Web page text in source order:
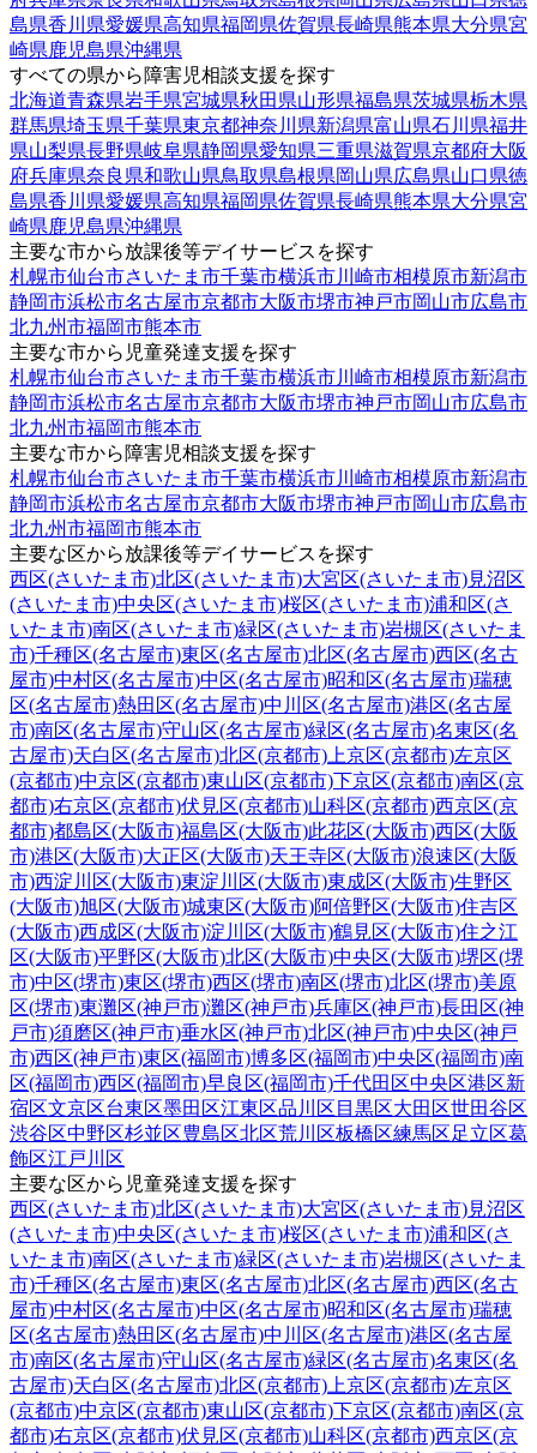
島県香川県愛媛県高知県福岡県佐賀県長崎県熊本県大分県宮
崎県鹿児島県沖縄県
すべての県から障害児相談支援を探す
北海道青森県岩手県宮城県秋田県山形県福島県茨城県栃木県
群馬県埼玉県千葉県東京都神奈川県新潟県富山県石川県福井
県山梨県長野県岐阜県静岡県愛知県三重県滋賀県京都府大阪
府兵庫県奈良県和歌山県鳥取県島根県岡山県広島県山口県徳
島県香川県愛媛県高知県福岡県佐賀県長崎県熊本県大分県宮
崎県鹿児島県沖縄県
主要な市から放課後等デイサービスを探す
札幌市仙台市さいたま市千葉市横浜市川崎市相模原市新潟市
静岡市浜松市名古屋市京都市大阪市堺市神戸市岡山市広島市
北九州市福岡市熊本市
主要な市から児童発達支援を探す
札幌市仙台市さいたま市千葉市横浜市川崎市相模原市新潟市
静岡市浜松市名古屋市京都市大阪市堺市神戸市岡山市広島市
北九州市福岡市熊本市
主要な市から障害児相談支援を探す
札幌市仙台市さいたま市千葉市横浜市川崎市相模原市新潟市
静岡市浜松市名古屋市京都市大阪市堺市神戸市岡山市広島市
北九州市福岡市熊本市
主要な区から放課後等デイサービスを探す
西区(さいたま市)北区(さいたま市)大宮区(さいたま市)見沼区
(さいたま市)中央区(さいたま市)桜区(さいたま市)浦和区(さ
いたま市)南区(さいたま市)緑区(さいたま市)岩槻区(さいたま
市)千種区(名古屋市)東区(名古屋市)北区(名古屋市)西区(名古
屋市)中村区(名古屋市)中区(名古屋市)昭和区(名古屋市)瑞穂
区(名古屋市)熱田区(名古屋市)中川区(名古屋市)港区(名古屋
市)南区(名古屋市)守山区(名古屋市)緑区(名古屋市)名東区(名
古屋市)天白区(名古屋市)北区(京都市) 上京区(京都市)左京区
(京都市)中京区(京都市)東山区(京都市)下京区(京都市)南区(京
都市)右京区(京都市)伏見区(京都市)山科区(京都市)西京区(京
都市)都島区(大阪市)福島区(大阪市)此花区(大阪市)西区(大阪
市)港区(大阪市)大正区(大阪市)天王寺区(大阪市)浪速区(大阪
市)西淀川区(大阪市)東淀川区(大阪市)東成区(大阪市)生野区
(大阪市)旭区(大阪市)城東区(大阪市)阿倍野区(大阪市)住吉区
(大阪市)西成区(大阪市)淀川区(大阪市)鶴見区(大阪市)住之江
区(大阪市)平野区(大阪市)北区(大阪市)中央区(大阪市)堺区(堺
市)中区(堺市)東区(堺市)西区(堺市)南区(堺市)北区(堺市)美原
区(堺市)東灘区(神戸市)灘区(神戸市)兵庫区(神戸市)長田区(神
戸市)須磨区(神戸市)垂水区(神戸市)北区(神戸市)中央区(神戸
市)西区(神戸市)東区(福岡市)博多区(福岡市)中央区(福岡市)南
区(福岡市)西区(福岡市)早良区(福岡市)千代田区中央区港区新
宿区文京区台東区墨田区江東区品川区 目黒区大田区世田谷区
渋谷区中野区杉並区豊島区北区荒川区板橋区練馬区足立区葛
飾区江戸川区
主要な区から児童発達支援を探す
西区(さいたま市)北区(さいたま市)大宮区(さいたま市)見沼区
(さいたま市)中央区(さいたま市)桜区(さいたま市)浦和区(さ
いたま市)南区(さいたま市)緑区(さいたま市)岩槻区(さいたま
市)千種区(名古屋市)東区(名古屋市)北区(名古屋市)西区(名古
屋市)中村区(名古屋市)中区(名古屋市)昭和区(名古屋市)瑞穂
区(名古屋市)熱田区(名古屋市)中川区(名古屋市)港区(名古屋
市)南区(名古屋市)守山区(名古屋市)緑区(名古屋市)名東区(名
古屋市)天白区(名古屋市)北区(京都市) 上京区(京都市)左京区
(京都市)中京区(京都市)東山区(京都市)下京区(京都市)南区(京
都市)右京区(京都市)伏見区(京都市)山科区(京都市)西京区(京